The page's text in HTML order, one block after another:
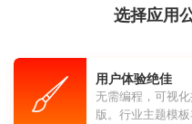
选择应用
用户体验绝佳
无需编程，可视
版。行业主题模